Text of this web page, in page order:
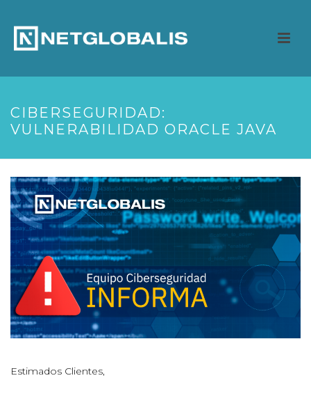
CIBERSEGURIDAD:
VULNERABILIDAD ORACLE JAVA
Estimados Clientes,